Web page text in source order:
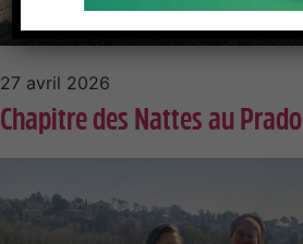
27 avril 2026
Chapitre des Nattes au Prado